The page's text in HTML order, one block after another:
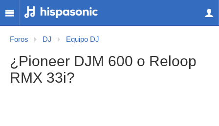
Foros DJ Equipo DJ
¿Pioneer DJM 600 o Reloop
RMX 33i?